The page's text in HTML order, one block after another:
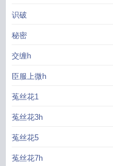
识破
秘密
交缠h
臣服上微h
菟丝花1
菟丝花3h
菟丝花5
菟丝花7h